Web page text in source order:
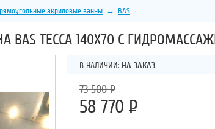
акриловые ванны → BAS
ТЕССА 140Х70 С
В НАЛИЧИИ: НА ЗАКАЗ
73 500Р
58 770 Р